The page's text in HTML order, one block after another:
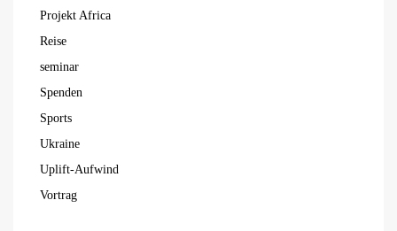
Projekt Africa
Reise
seminar
Spenden
Sports
Ukraine
Uplift-Aufwind
Vortrag